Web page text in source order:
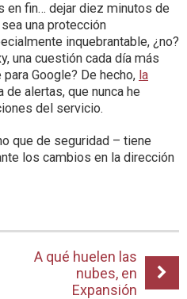
en fin… dejar diez minutos de
una protección
inquebrantable, ¿no?
una cuestión cada día más
Google? De hecho, la
de alertas, que nunca he
del servicio.
que de seguridad – tiene
los cambios en la dirección
A qué huelen las
nubes, en
Expansión